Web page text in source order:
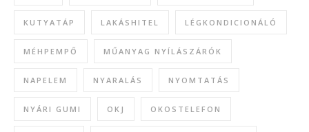
KUTYATÁP LAKÁSHITEL LÉGKONDICIONÁLÓ
MÉHPEMPŐ MŰANYAG NYÍLÁSZÁRÓK
NAPELEM NYARALÁS NYOMTATÁS
NYÁRI GUMI OKJ OKOSTELEFON